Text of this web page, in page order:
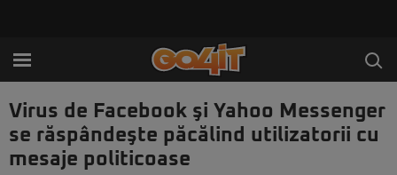
Virus de Facebook şi Yahoo Messenger
se răspândeşte păcălind utilizatorii cu
mesaje politicoase